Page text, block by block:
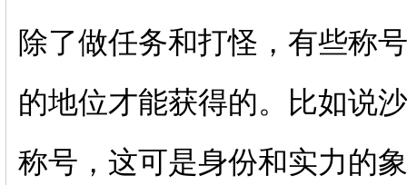
除了做任务和打怪，有些称
的地位才能获得的。比如说
称号，这可是身份和实力的